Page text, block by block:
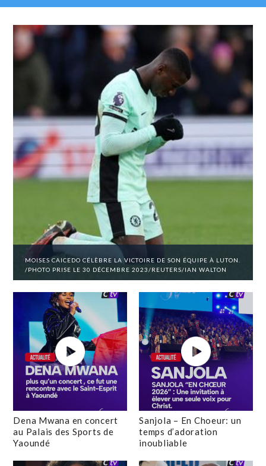
MOISES CAICEDO CÉLÈBRE LA VICTOIRE DE SON ÉQUIPE À LUTON.
/PHOTO PRISE LE 30 DÉCEMBRE 2023/REUTERS/IAN WALTON
Dena Mwana en concert
au Palais des Sports de
Yaoundé
Sanjola – En Choeur: un
temps d’adoration
inoubliable